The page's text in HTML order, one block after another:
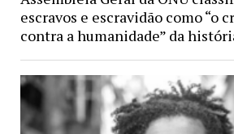
escravos e escravidão como “o
contra a humanidade” da